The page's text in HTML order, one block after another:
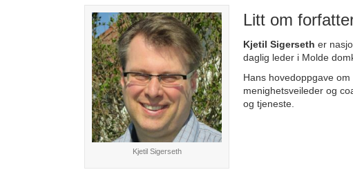
Kjetil Sigerseth
Litt om
Kjetil Sigerseth er
daglig leder i Molde
Hans hovedoppgave om
menighetsveileder og
og tjeneste.